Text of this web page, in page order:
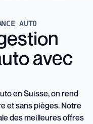
AUTO
avec
en Suisse, on rend
et sans pièges. Notre
des meilleures offres